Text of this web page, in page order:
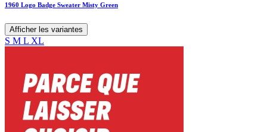
1960 Logo Badge Sweater Misty Green
Afficher les variantes
S M L XL